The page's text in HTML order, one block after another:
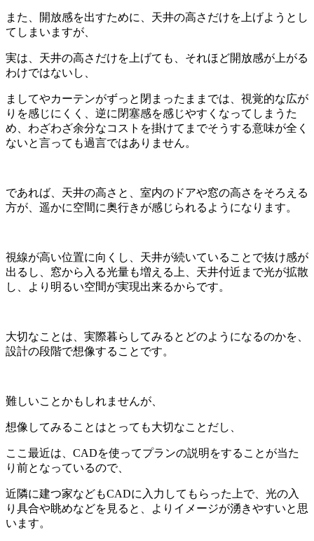
また、開放感を出すために、天井の高さだけを上げようとし
てしまいますが、
実は、天井の高さだけを上げても、それほど開放感が上がる
わけではないし、
ましてやカーテンがずっと閉まったままでは、視覚的な広が
りを感じにくく、逆に閉塞感を感じやすくなってしまうた
め、わざわざ余分なコストを掛けてまでそうする意味が全く
ないと言っても過言ではありません。
であれば、天井の高さと、室内のドアや窓の高さをそろえる
方が、遥かに空間に奥行きが感じられるようになります。
視線が高い位置に向くし、天井が続いていることで抜け感が
出るし、窓から入る光量も増える上、天井付近まで光が拡散
し、より明るい空間が実現出来るからです。
大切なことは、実際暮らしてみるとどのようになるのかを、
設計の段階で想像することです。
難しいことかもしれませんが、
想像してみることはとっても大切なことだし、
ここ最近は、CADを使ってプランの説明をすることが当た
り前となっているので、
近隣に建つ家などもCADに入力してもらった上で、光の入
り具合や眺めなどを見ると、よりイメージが湧きやすいと思
います。